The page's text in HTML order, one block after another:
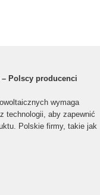
Polscy producenci
wymaga
technologii, aby zapewnić
Polskie firmy, takie jak